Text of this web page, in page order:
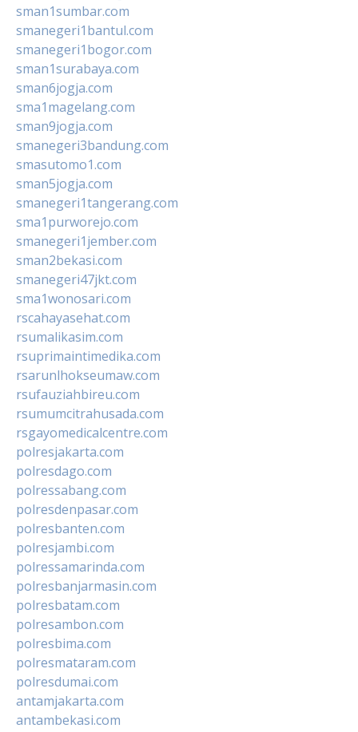
sman1sumbar.com
smanegeri1bantul.com
smanegeri1bogor.com
sman1surabaya.com
sman6jogja.com
sma1magelang.com
sman9jogja.com
smanegeri3bandung.com
smasutomo1.com
sman5jogja.com
smanegeri1tangerang.com
sma1purworejo.com
smanegeri1jember.com
sman2bekasi.com
smanegeri47jkt.com
sma1wonosari.com
rscahayasehat.com
rsumalikasim.com
rsuprimaintimedika.com
rsarunlhokseumaw.com
rsufauziahbireu.com
rsumumcitrahusada.com
rsgayomedicalcentre.com
polresjakarta.com
polresdago.com
polressabang.com
polresdenpasar.com
polresbanten.com
polresjambi.com
polressamarinda.com
polresbanjarmasin.com
polresbatam.com
polresambon.com
polresbima.com
polresmataram.com
polresdumai.com
antamjakarta.com
antambekasi.com